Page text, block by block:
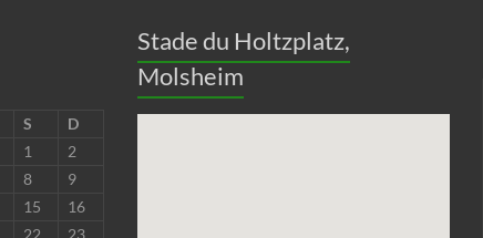
S
D
1
2
8
9
15
16
22
23
Stade du Holtzplatz,
Molsheim